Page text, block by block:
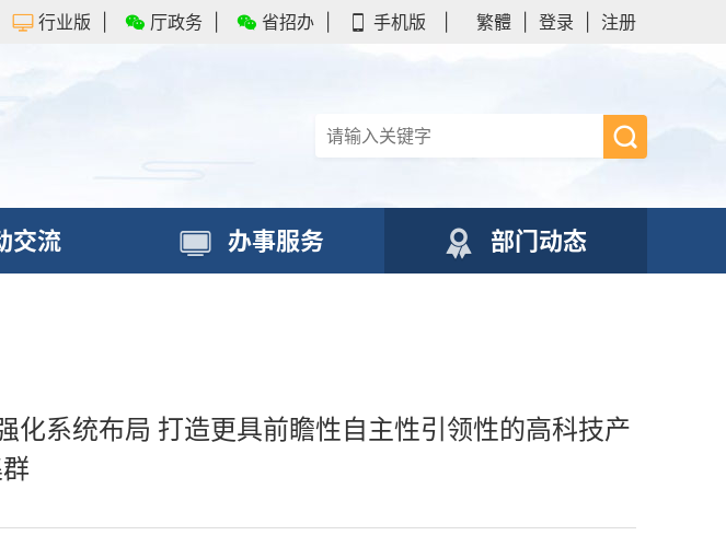
行业版 厅政务 省招办 手机版 繁體 登录 注册
交流 办事服务 部门动态
系统布局 打造更具前瞻性自主性引领性的高科技产